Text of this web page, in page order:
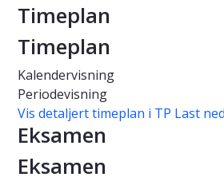
Timeplan
Timeplan
Kalendervisning
Periodevisning
Vis detaljert timeplan i TP Last
Eksamen
Eksamen